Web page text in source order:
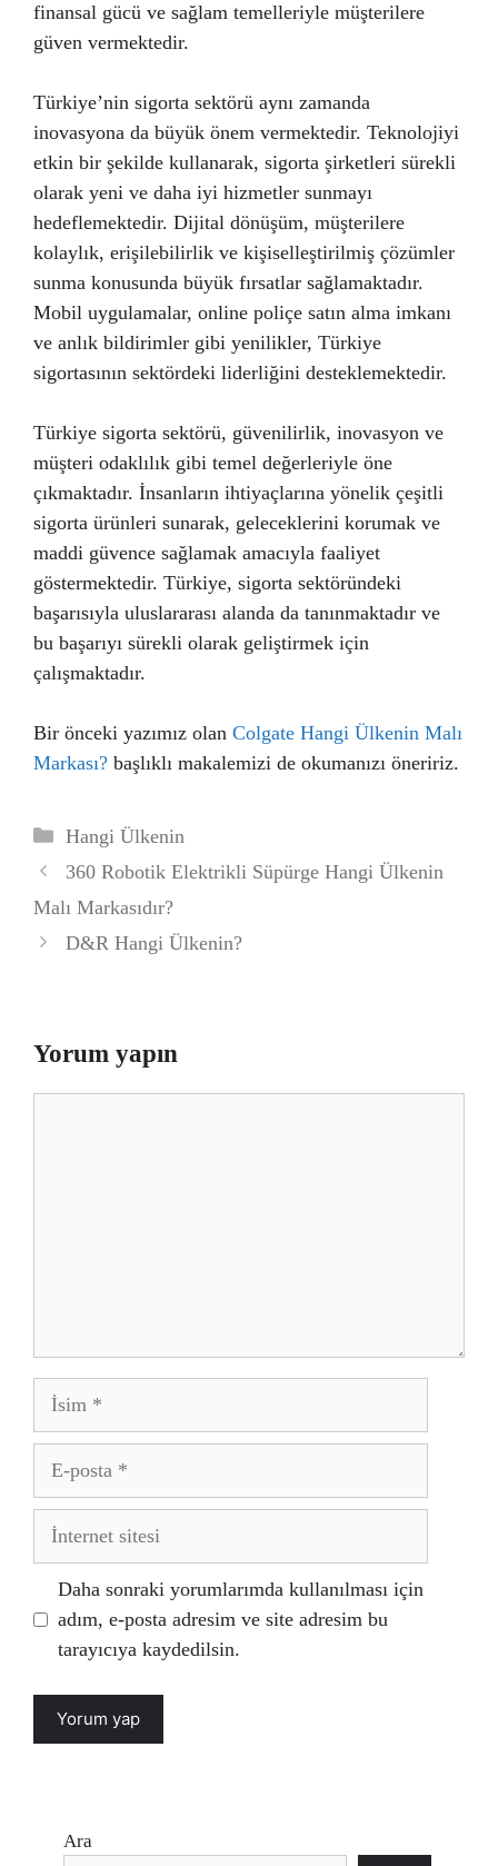
finansal gücü ve sağlam temelleriyle müşterilere
güven vermektedir.
Türkiye’nin sigorta sektörü aynı zamanda
inovasyona da büyük önem vermektedir. Teknolojiyi
etkin bir şekilde kullanarak, sigorta şirketleri sürekli
olarak yeni ve daha iyi hizmetler sunmayı
hedeflemektedir. Dijital dönüşüm, müşterilere
kolaylık, erişilebilirlik ve kişiselleştirilmiş çözümler
sunma konusunda büyük fırsatlar sağlamaktadır.
Mobil uygulamalar, online poliçe satın alma imkanı
ve anlık bildirimler gibi yenilikler, Türkiye
sigortasının sektördeki liderliğini desteklemektedir.
Türkiye sigorta sektörü, güvenilirlik, inovasyon ve
müşteri odaklılık gibi temel değerleriyle öne
çıkmaktadır. İnsanların ihtiyaçlarına yönelik çeşitli
sigorta ürünleri sunarak, geleceklerini korumak ve
maddi güvence sağlamak amacıyla faaliyet
göstermektedir. Türkiye, sigorta sektöründeki
başarısıyla uluslararası alanda da tanınmaktadır ve
bu başarıyı sürekli olarak geliştirmek için
çalışmaktadır.
Bir önceki yazımız olan Colgate Hangi Ülkenin Malı
Markası? başlıklı makalemizi de okumanızı öneririz.
Kategoriler
Hangi Ülkenin
360 Robotik Elektrikli Süpürge Hangi Ülkenin
Malı Markasıdır?
D&R Hangi Ülkenin?
Yorum yapın
İsim
posta
İnternet
Daha sonraki yorumlarımda kullanılması için
adım, e-posta adresim ve site adresim bu
tarayıcıya kaydedilsin.
Ara